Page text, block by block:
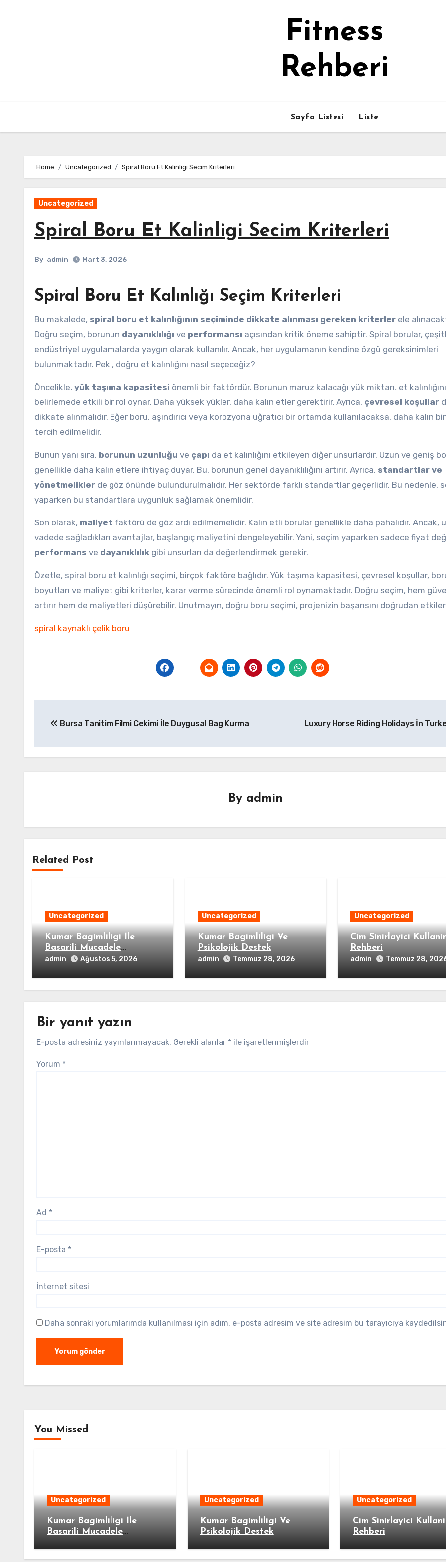
Fitness
Rehberi
Sayfa Listesi Liste
Home Uncategorized Spiral Boru Et Kalinligi Secim Kriterleri
Uncategorized
Spiral Boru Et Kalinligi Secim Kriterleri
By admin Mart 3, 2026
Spiral Boru Et Kalınlığı Seçim Kriterleri
Bu makalede, spiral boru et kalınlığının seçiminde dikkate alınması gereken kriterler ele
Doğru seçim, borunun dayanıklılığı ve performansı açısından kritik öneme sahiptir. Spiral borular,
endüstriyel uygulamalarda yaygın olarak kullanılır. Ancak, her uygulamanın kendine özgü gereksinimleri
bulunmaktadır. Peki, doğru et kalınlığını nasıl seçeceğiz?
Öncelikle, yük taşıma kapasitesi önemli bir faktördür. Borunun maruz kalacağı yük miktarı, et kalınlığını
belirlemede etkili bir rol oynar. Daha yüksek yükler, daha kalın etler gerektirir. Ayrıca, çevresel koşullar
dikkate alınmalıdır. Eğer boru, aşındırıcı veya korozyona uğratıcı bir ortamda kullanılacaksa, daha kalın
tercih edilmelidir.
Bunun yanı sıra, borunun uzunluğu ve çapı da et kalınlığını etkileyen diğer unsurlardır. Uzun ve geniş
genellikle daha kalın etlere ihtiyaç duyar. Bu, borunun genel dayanıklılığını artırır. Ayrıca, standartlar ve
yönetmelikler de göz önünde bulundurulmalıdır. Her sektörde farklı standartlar geçerlidir. Bu nedenle,
yaparken bu standartlara uygunluk sağlamak önemlidir.
Son olarak, maliyet faktörü de göz ardı edilmemelidir. Kalın etli borular genellikle daha pahalıdır. Ancak,
vadede sağladıkları avantajlar, başlangıç maliyetini dengeleyebilir. Yani, seçim yaparken sadece fiyat
performans ve dayanıklılık gibi unsurları da değerlendirmek gerekir.
Özetle, spiral boru et kalınlığı seçimi, birçok faktöre bağlıdır. Yük taşıma kapasitesi, çevresel koşullar,
boyutları ve maliyet gibi kriterler, karar verme sürecinde önemli rol oynamaktadır. Doğru seçim, hem
artırır hem de maliyetleri düşürebilir. Unutmayın, doğru boru seçimi, projenizin başarısını doğrudan
spiral kaynaklı çelik boru
gezinmesi
Bursa Tanitim Filmi Cekimi İle Duygusal Bag Kurma Luxury Horse Riding Holidays İn
By admin
Related Post
Uncategorized
Kumar Bagimliligi İle
Basarili Mucadele
Ornekleri
admin Ağustos 5, 2026
Uncategorized
Kumar Bagimliligi Ve
Psikolojik Destek
admin Temmuz 28, 2026
Uncategorized
Cim Sinirlayici
Rehberi
admin Temmuz 28,
Bir yanıt yazın
E-posta adresiniz yayınlanmayacak. Gerekli alanlar * ile işaretlenmişlerdir
Yorum *
Ad *
E-posta *
İnternet sitesi
Daha sonraki yorumlarımda kullanılması için adım, e-posta adresim ve site adresim bu tarayıcıya
You Missed
Uncategorized
Kumar Bagimliligi İle
Basarili Mucadele
Uncategorized
Kumar Bagimliligi Ve
Psikolojik Destek
Uncategorized
Cim Sinirlayici
Rehberi